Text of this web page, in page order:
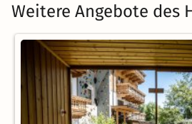
Weitere Angebote des